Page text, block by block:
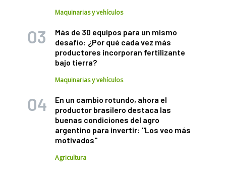
Maquinarias y vehículos
Más de 30 equipos para un mismo
desafío: ¿Por qué cada vez más
productores incorporan fertilizante
bajo tierra?
Maquinarias y vehículos
En un cambio rotundo, ahora el
productor brasilero destaca las
buenas condiciones del agro
argentino para invertir: "Los veo más
motivados"
Agricultura